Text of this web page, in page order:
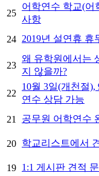
25
어학연수 학교(어
사항
24 2019년 설연휴 휴
23
왜 유학원에서는
지 않을까?
22
10월 3일(개천절
연수 상담 가능
21 공무원 어학연수
20 학교리스트에서
19 1:1 게시판 견적